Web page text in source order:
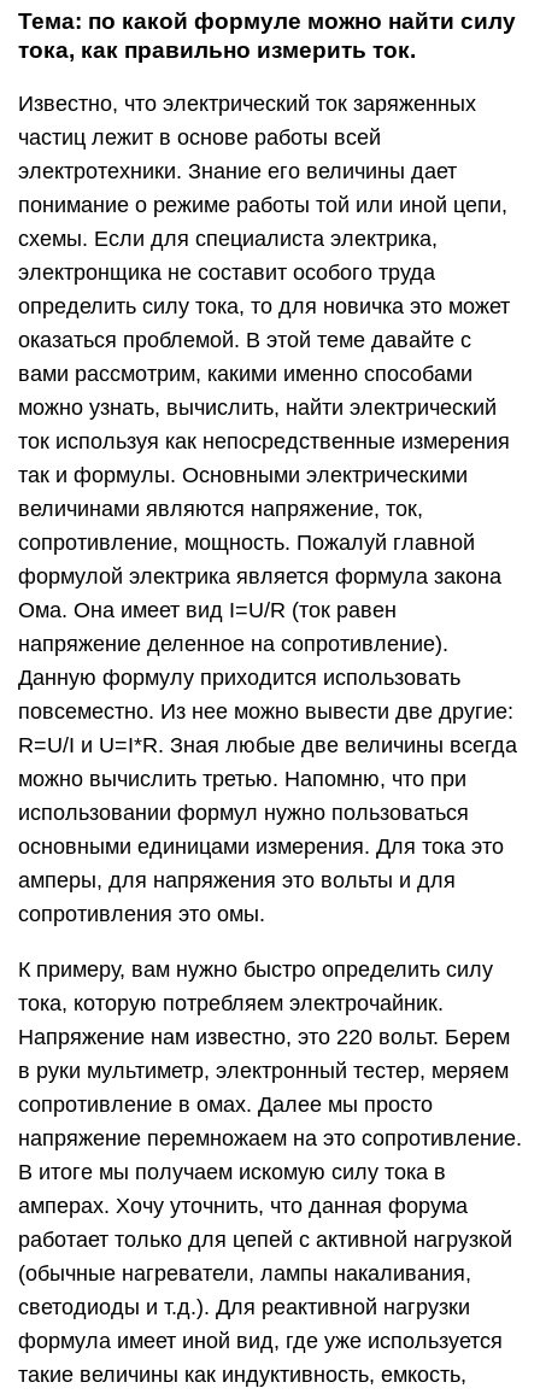
Тема: по какой формуле можно найти силу
тока, как правильно измерить ток.
Известно, что электрический ток заряженных
частиц лежит в основе работы всей
электротехники. Знание его величины дает
понимание о режиме работы той или иной цепи,
схемы. Если для специалиста электрика,
электронщика не составит особого труда
определить силу тока, то для новичка это может
оказаться проблемой. В этой теме давайте с
вами рассмотрим, какими именно способами
можно узнать, вычислить, найти электрический
ток используя как непосредственные измерения
так и формулы. Основными электрическими
величинами являются напряжение, ток,
сопротивление, мощность. Пожалуй главной
формулой электрика является формула закона
Ома. Она имеет вид I=U/R (ток равен
напряжение деленное на сопротивление).
Данную формулу приходится использовать
повсеместно. Из нее можно вывести две другие:
R=U/I и U=I*R. Зная любые две величины всегда
можно вычислить третью. Напомню, что при
использовании формул нужно пользоваться
основными единицами измерения. Для тока это
амперы, для напряжения это вольты и для
сопротивления это омы.
К примеру, вам нужно быстро определить силу
тока, которую потребляем электрочайник.
Напряжение нам известно, это 220 вольт. Берем
в руки мультиметр, электронный тестер, меряем
сопротивление в омах. Далее мы просто
напряжение перемножаем на это сопротивление.
В итоге мы получаем искомую силу тока в
амперах. Хочу уточнить, что данная форума
работает только для цепей с активной нагрузкой
(обычные нагреватели, лампы накаливания,
светодиоды и т.д.). Для реактивной нагрузки
формула имеет иной вид, где уже используется
такие величины как индуктивность, емкость,